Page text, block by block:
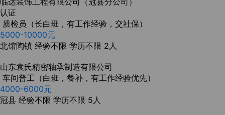
认证
质检员（长白班，有工作经验，交社保）
5000-10000元
北馆陶镇 经验不限 学历不限 2人
山东袁氏精密轴承制造有限公司
车间普工（白班，餐补，有工作经验优先）
4000-6000元
冠县 经验不限 学历不限 5人